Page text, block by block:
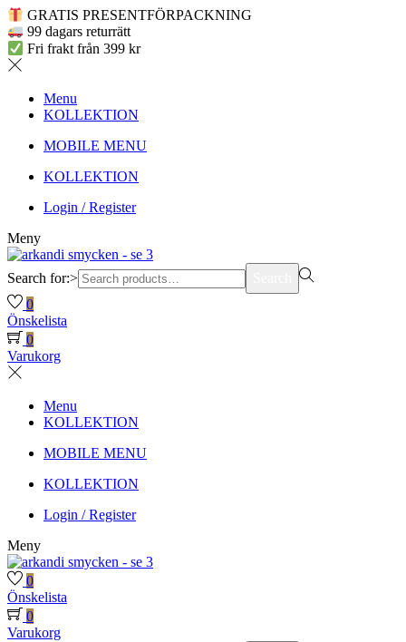
GRATIS PRESENTFÖRPACKNING
99 dagars returrätt
Fri frakt från 399 kr
Menu
KOLLEKTION
MOBILE MENU
KOLLEKTION
Login / Register
Meny
Search for:>
0
Önskelista
0
Varukorg
Menu
KOLLEKTION
MOBILE MENU
KOLLEKTION
Login / Register
Meny
0
Önskelista
0
Varukorg